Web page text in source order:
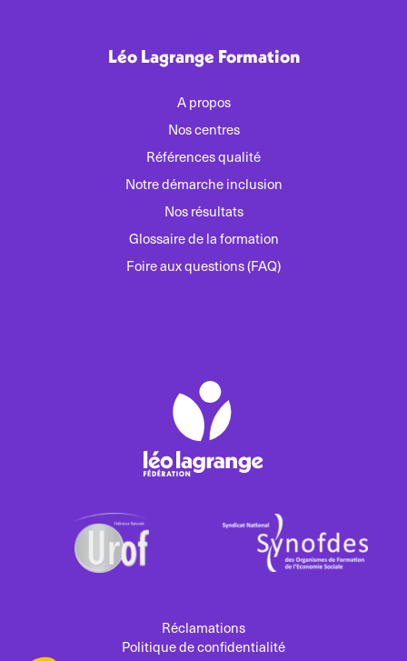
Léo Lagrange Formation
A propos
Nos centres
Références qualité
Notre démarche inclusion
Nos résultats
Glossaire de la formation
Foire aux questions (FAQ)
Réclamations
Politique de confidentialité